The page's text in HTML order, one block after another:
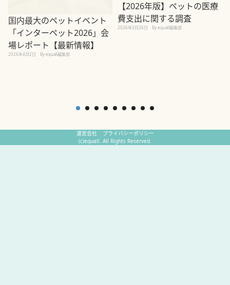
国内最大のペットイベント
「インターペット2026」会
場レポート【最新情報】
2026年4月2日 By equall編集部
【2026年版】ペットの医療
費支出に関する調査
2026年3月26日 By equall編集部
運営会社
プライバシーポリシー
(c)equall. All Rights Reserved.